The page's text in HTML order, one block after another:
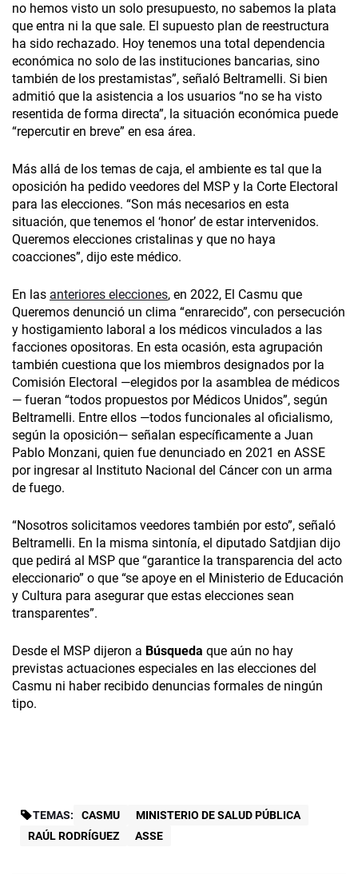
no hemos visto un solo presupuesto, no sabemos la plata
que entra ni la que sale. El supuesto plan de reestructura
ha sido rechazado. Hoy tenemos una total dependencia
económica no solo de las instituciones bancarias, sino
también de los prestamistas”, señaló Beltramelli. Si bien
admitió que la asistencia a los usuarios “no se ha visto
resentida de forma directa”, la situación económica puede
“repercutir en breve” en esa área.
Más allá de los temas de caja, el ambiente es tal que la
oposición ha pedido veedores del MSP y la Corte Electoral
para las elecciones. “Son más necesarios en esta
situación, que tenemos el ‘honor’ de estar intervenidos.
Queremos elecciones cristalinas y que no haya
coacciones”, dijo este médico.
En las anteriores elecciones, en 2022, El Casmu que
Queremos denunció un clima “enrarecido”, con persecución
y hostigamiento laboral a los médicos vinculados a las
facciones opositoras. En esta ocasión, esta agrupación
también cuestiona que los miembros designados por la
Comisión Electoral —elegidos por la asamblea de médicos
— fueran “todos propuestos por Médicos Unidos”, según
Beltramelli. Entre ellos —todos funcionales al oficialismo,
según la oposición— señalan específicamente a Juan
Pablo Monzani, quien fue denunciado en 2021 en ASSE
por ingresar al Instituto Nacional del Cáncer con un arma
de fuego.
“Nosotros solicitamos veedores también por esto”, señaló
Beltramelli. En la misma sintonía, el diputado Satdjian dijo
que pedirá al MSP que “garantice la transparencia del acto
eleccionario” o que “se apoye en el Ministerio de Educación
y Cultura para asegurar que estas elecciones sean
transparentes”.
Desde el MSP dijeron a Búsqueda que aún no hay
previstas actuaciones especiales en las elecciones del
Casmu ni haber recibido denuncias formales de ningún
tipo.
TEMAS: CASMU
MINISTERIO DE SALUD PÚBLICA
RAÚL RODRÍGUEZ
ASSE